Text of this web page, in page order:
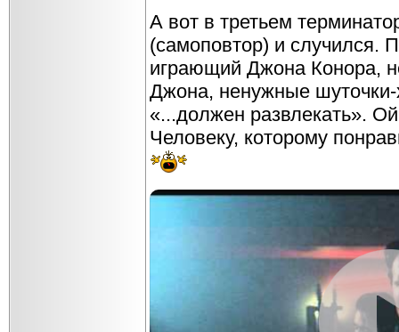
А вот в третьем
(самоповтор) и случился.
играющий Джона Конора,
Джона, ненужные
«...должен развлекать».
Человеку, которому